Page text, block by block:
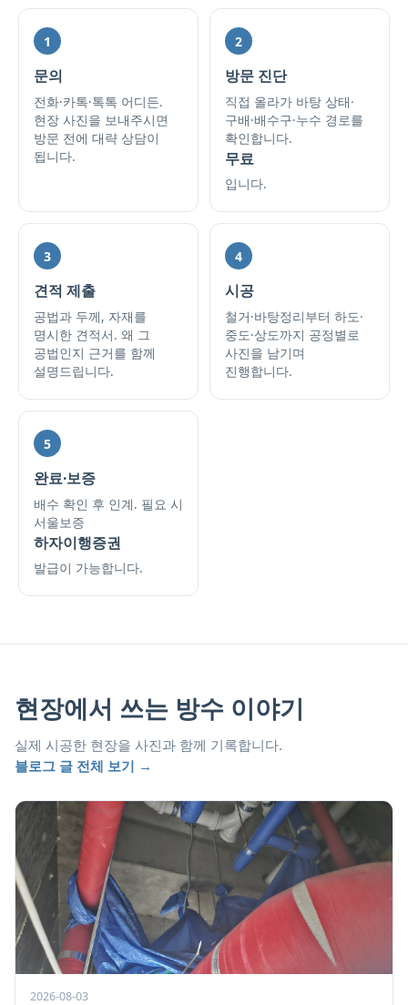
1
문의
전화·카톡·톡톡 어디든.
현장 사진을 보내주시면
방문 전에 대략 상담이
됩니다.
2
방문 진단
직접 올라가 바탕 상태·
구배·배수구·누수 경로를
확인합니다.
무료
입니다.
3
견적 제출
공법과 두께, 자재를
명시한 견적서. 왜 그
공법인지 근거를 함께
설명드립니다.
4
시공
철거·바탕정리부터 하도·
중도·상도까지 공정별로
사진을 남기며
진행합니다.
5
완료·보증
배수 확인 후 인계. 필요 시
서울보증
하자이행증권
발급이 가능합니다.
현장에서 쓰는 방수 이야기
실제 시공한 현장을 사진과 함께 기록합니다.
블로그 글 전체 보기 →
2026-08-03